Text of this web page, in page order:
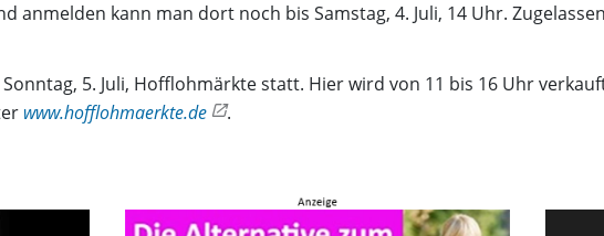
anmelden kann man dort noch bis Samstag, 4. Juli, 14 Uhr.
5. Juli, Hofflohmärkte statt. Hier wird von 11 bis 16 Uhr
www.hofflohmaerkte.de .